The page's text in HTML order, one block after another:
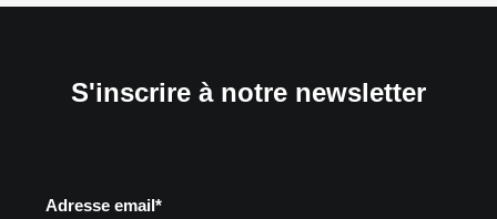
S'inscrire à notre newsletter
Adresse email*